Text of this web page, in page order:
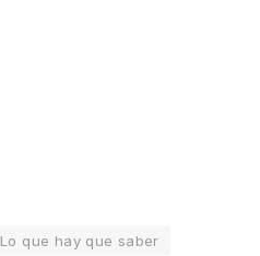
Lo que hay que saber